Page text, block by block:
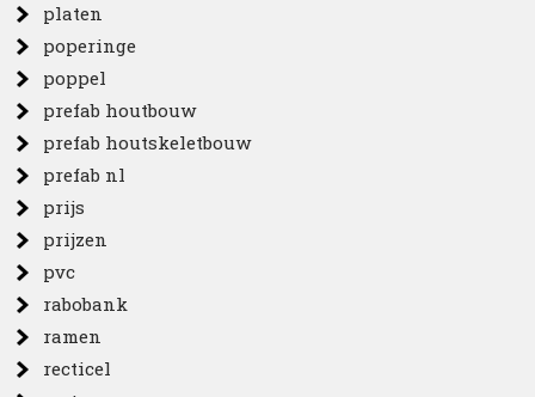
platen
poperinge
poppel
prefab houtbouw
prefab houtskeletbouw
prefab nl
prijs
prijzen
pvc
rabobank
ramen
recticel